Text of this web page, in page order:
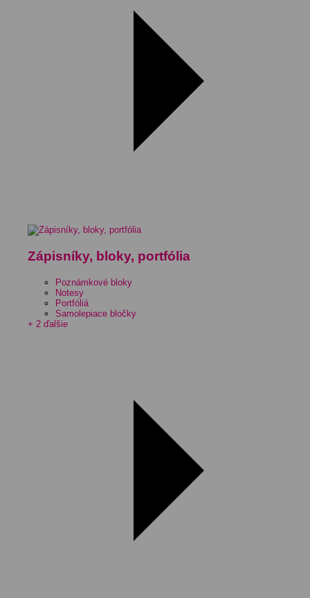
Zápisníky, bloky, portfólia
Poznámkové bloky
Notesy
Portfóliá
Samolepiace bločky
+ 2 ďalšie